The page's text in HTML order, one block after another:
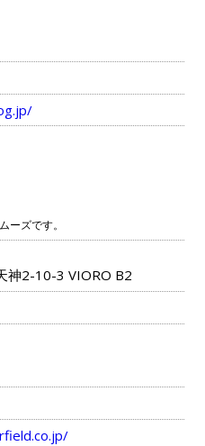
ーズです。
神2-10-3 VIORO B2